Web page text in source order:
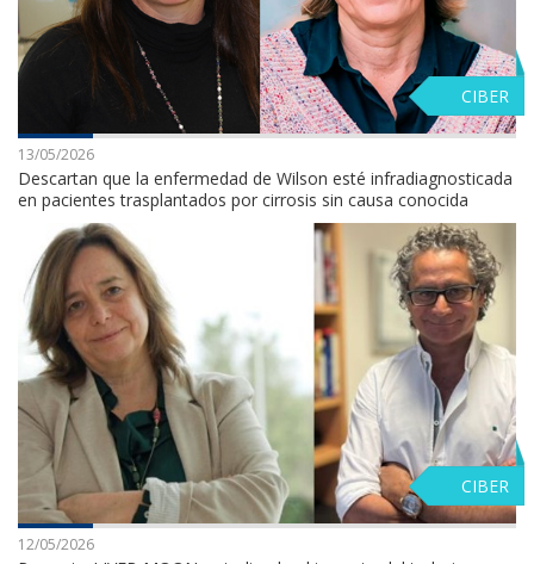
CIBER
13/05/2026
Descartan que la enfermedad de Wilson esté infradiagnosticada
en pacientes trasplantados por cirrosis sin causa conocida
CIBER
12/05/2026